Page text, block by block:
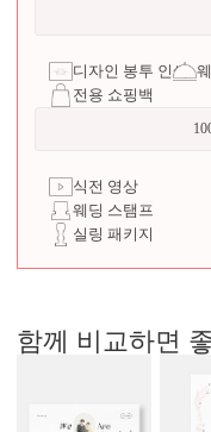
디자인 봉투 인쇄
전용 쇼핑백
식전 영상
웨딩 스탬프
실링 패키지
함께 비교하면